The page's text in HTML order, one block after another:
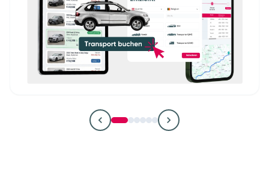
Leasinggesellschaften
Autohäuser & Händlergruppen
OEMs & Fahrzeughersteller
Flottenbetrieber und
Remarketing- und